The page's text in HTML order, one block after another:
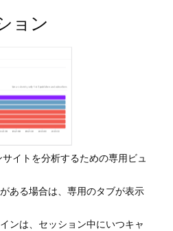
ョン
イトを分析するための専用ビュ
ある場合は、専用のタブが表示
ンは、セッション中にいつキャ